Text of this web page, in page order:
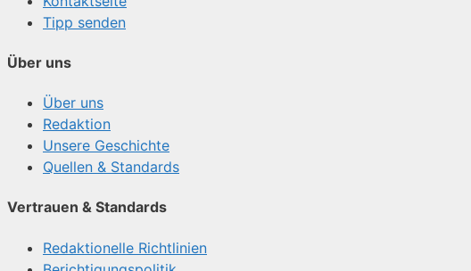
Tipp senden
Über uns
Über uns
Redaktion
Unsere Geschichte
Quellen & Standards
Vertrauen & Standards
Redaktionelle Richtlinien